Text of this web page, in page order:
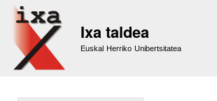
Ixa taldea
Euskal Herriko Unibertsitatea